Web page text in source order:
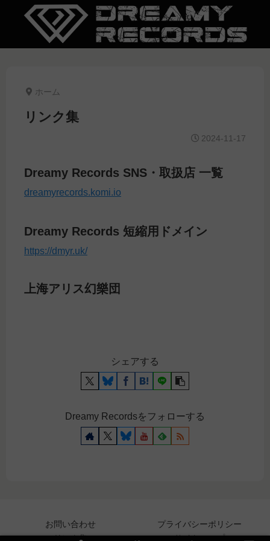
ホーム
リンク集
2024-11-17
Dreamy Records SNS・取扱店 一覧
dreamyrecords.komi.io
Dreamy Records 短縮用ドメイン
https://dmyr.uk/
上海アリス幻樂団
シェアする
Dreamy Recordsをフォローする
お問い合わせ
プライバシーポリシー
リンク集
サイトマップ